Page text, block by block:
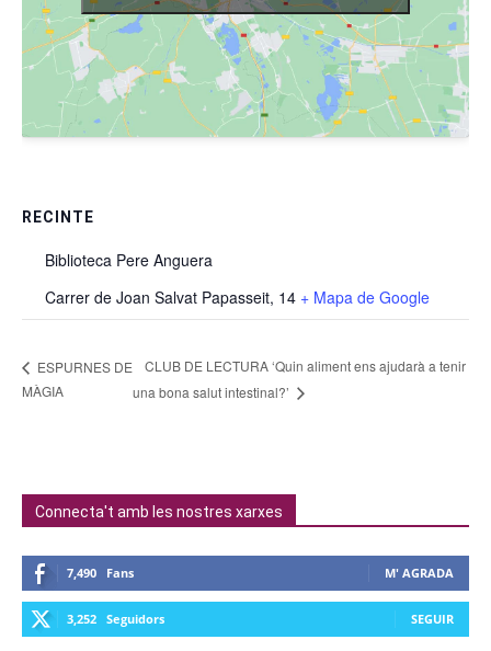
RECINTE
Biblioteca Pere Anguera
Carrer de Joan Salvat Papasseit, 14 + Mapa de Google
ESPURNES DE
MÀGIA
CLUB DE LECTURA ‘Quin aliment ens ajudarà a tenir
una bona salut intestinal?’
Connecta't amb les nostres xarxes
7,490 Fans M' AGRADA
3,252 Seguidors SEGUIR